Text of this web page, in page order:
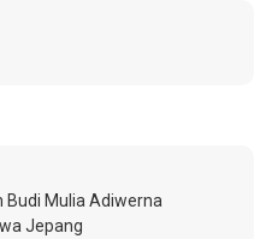
Budi Mulia Adiwerna
Jepang